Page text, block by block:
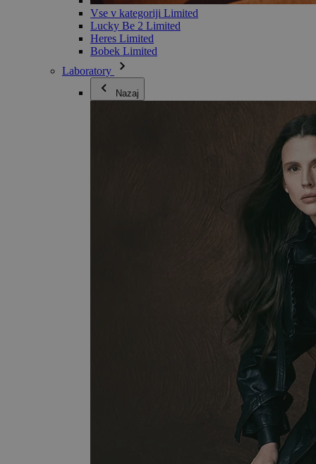
Vse v kategoriji Limited
Lucky Be 2 Limited
Heres Limited
Bobek Limited
Laboratory
Nazaj